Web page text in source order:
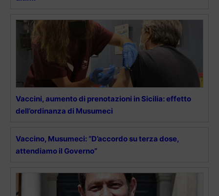
Vaccini, aumento di prenotazioni in Sicilia: effetto
dell’ordinanza di Musumeci
Vaccino, Musumeci: “D’accordo su terza dose,
attendiamo il Governo”